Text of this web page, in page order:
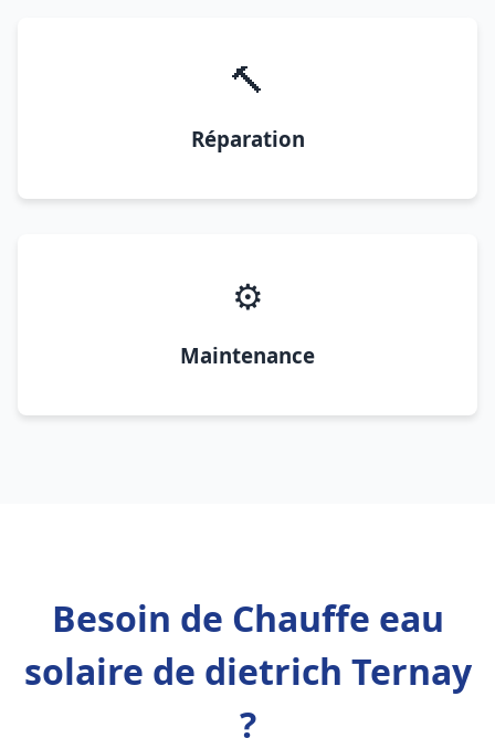
🔨
Réparation
⚙️
Maintenance
Besoin de Chauffe eau
solaire de dietrich Ternay
?